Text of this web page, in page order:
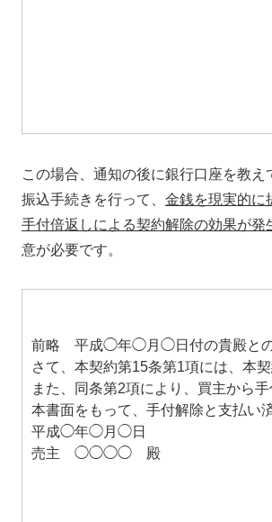
この場合、通知の後に銀行口座を教え
振込手続きを行って、 金銭を現実的に
手付倍返しによる契約解除の効果が発
意が必要です。
前略 平成◯年◯月◯日付の貴殿との
さて、本契約第15条第1項には、本
また、同条第2項により、買主から
本書面をもって、手付解除と支払
平成◯年◯月◯日
売主 ◯◯◯◯ 殿